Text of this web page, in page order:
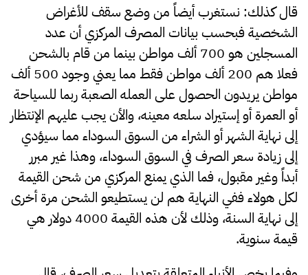
قال كذلك: نستغرب أيضاً من وضع سقف للأغراض
الشخصية فبحسب بيانات المصرف المركزي أن عدد
المسجلين هو 700 ألف مواطن بينما من قام بالشحن
فعلا هم 200 ألف مواطن فقط مما يعني وجود 500 ألف
مواطن يريدون الحصول على العمله الصعبة ربما للسياحة
أو العمرة أو إستيراد سلعه معينه، والأن يجب عليهم الإنتظار
إلى نهاية الشهر أو الشراء من السوق السوداء مما سيؤدي
إلى زيادة سعر الصرف في السوق السوداء، وهذا غير مبرر
أبداً وغير مقبول، فما الذي يمنع المركزي من شحن القيمة
لكل هولاء ففي النهاية هم لن يستطيعو الشحن مرة أخرى
إلى نهاية السنة، وذلك لأن هذه القيمة 4000 دولار هي
قيمة سنوية.